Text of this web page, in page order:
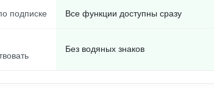
подписке Все функции доступны сразу
Без водяных знаков